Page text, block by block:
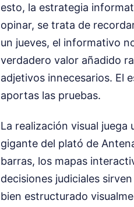
esto, la estrategia
opinar, se trata de
un jueves, el informativo
verdadero valor añadido
adjetivos innecesarios. El
aportas las pruebas.
La realización visual
gigante del plató de
barras, los mapas
decisiones judiciales
bien estructurado